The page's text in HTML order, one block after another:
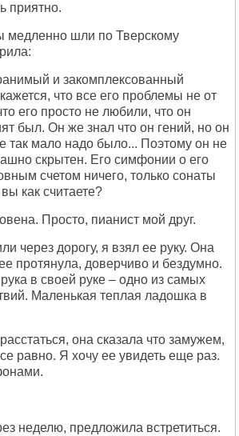
приятно.
медленно шли по Тверскому
и закомплексованный
что все его проблемы не от
его просто не любили, что он
был. Он же знал что он гений, но он
так мало надо было... Поэтому он не
скрытен. Его симфонии о его
счетом ничего, только сонаты
как считаете?
Просто, пианист мой друг.
через дорогу, я взял ее руку. Она
протянула, доверчиво и бездумно.
в своей руке – одно из самых
Маленькая теплая ладошка в
она сказала что замужем,
равно. Я хочу ее увидеть еще раз.
неделю, предложила встретиться.